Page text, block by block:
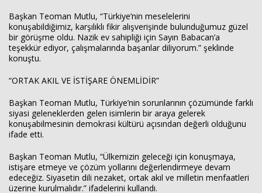
Başkan Teoman Mutlu, “Türkiye’nin meselelerini
konuşabildiğimiz, karşılıklı fikir alışverişinde bulunduğumuz güzel
bir görüşme oldu. Nazik ev sahipliği için Sayın Babacan’a
teşekkür ediyor, çalışmalarında başarılar diliyorum.” şeklinde
konuştu.
“ORTAK AKIL VE İSTİŞARE ÖNEMLİDİR”
Başkan Teoman Mutlu, Türkiye’nin sorunlarının çözümünde farklı
siyasi geleneklerden gelen isimlerin bir araya gelerek
konuşabilmesinin demokrasi kültürü açısından değerli olduğunu
ifade etti.
Başkan Teoman Mutlu, “Ülkemizin geleceği için konuşmaya,
istişare etmeye ve çözüm yollarını değerlendirmeye devam
edeceğiz. Siyasetin dili nezaket, ortak akıl ve milletin menfaatleri
üzerine kurulmalıdır.” ifadelerini kullandı.